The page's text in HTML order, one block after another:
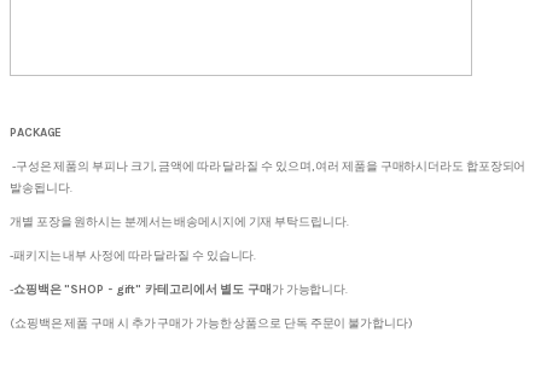
PACKAGE
-구성은 제품의 부피나 크기, 금액에 따라 달라질 수 있으며, 여러 제품을 구매하시더라도 합포장되어
발송됩니다.
개별 포장을 원하시는 분께서는 배송메시지에 기재 부탁드립니다.
-패키지는 내부 사정에 따라 달라질 수 있습니다.
-쇼핑백은 "SHOP - gift" 카테고리에서 별도 구매 가 가능합니다.
(쇼핑백은 제품 구매 시 추가 구매가 가능한 상품으로 단독 주문이 불가합니다)